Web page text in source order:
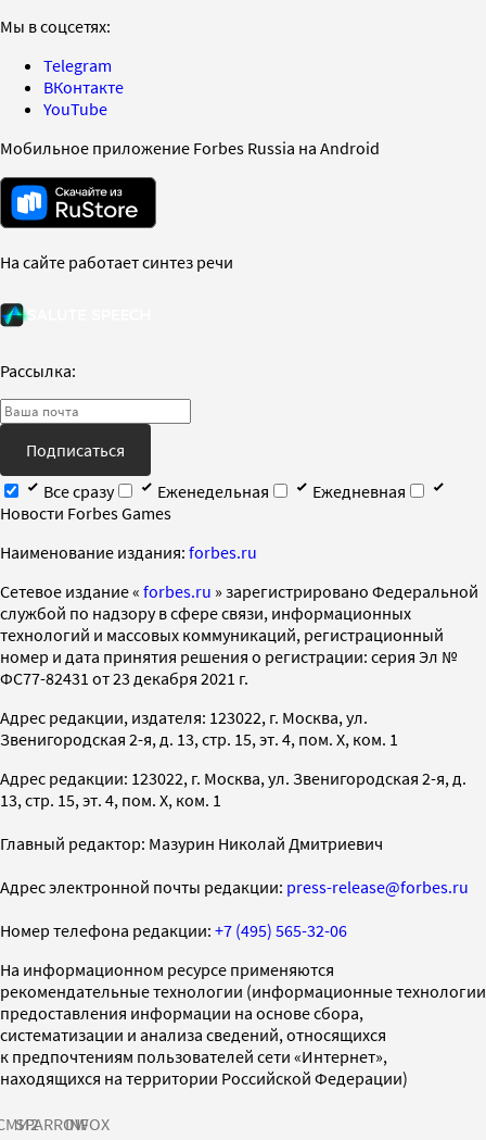
Мы в соцсетях:
Telegram
ВКонтакте
YouTube
Мобильное приложение Forbes Russia на Android
На сайте работает синтез речи
Рассылка:
Подписаться
Все сразу
Еженедельная
Ежедневная
Новости Forbes Games
Наименование издания: forbes.ru
Cетевое издание « forbes.ru » зарегистрировано Федеральной
службой по надзору в сфере связи, информационных
технологий и массовых коммуникаций, регистрационный
номер и дата принятия решения о регистрации: серия Эл №
ФС77-82431 от 23 декабря 2021 г.
Адрес редакции, издателя: 123022, г. Москва, ул.
Звенигородская 2-я, д. 13, стр. 15, эт. 4, пом. X, ком. 1
Адрес редакции: 123022, г. Москва, ул. Звенигородская 2-я, д.
13, стр. 15, эт. 4, пом. X, ком. 1
Главный редактор: Мазурин Николай Дмитриевич
Адрес электронной почты редакции: press-release@forbes.ru
Номер телефона редакции: +7 (495) 565-32-06
На информационном ресурсе применяются
рекомендательные технологии (информационные технологии
предоставления информации на основе сбора,
систематизации и анализа сведений, относящихся
к предпочтениям пользователей сети «Интернет»,
находящихся на территории Российской Федерации)
SPARROWINFOX